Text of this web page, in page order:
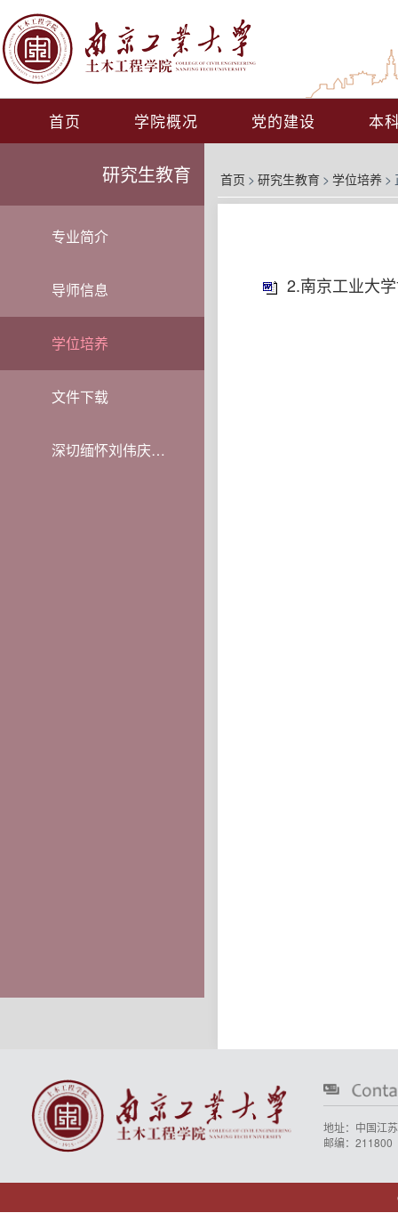
首页 学院概况 党的建设 本
研究生教育
专业简介
导师信息
学位培养
文件下载
深切缅怀刘伟庆教授
首页 > 研究生教育 > 学位培养 >
2.南京工业大
地址：中国江
邮编：